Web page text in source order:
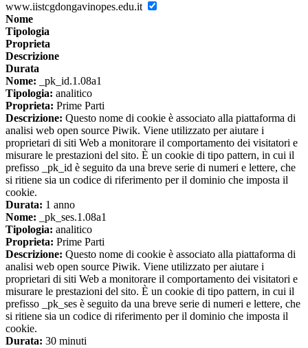
www.iistcgdongavinopes.edu.it
Nome
Tipologia
Proprieta
Descrizione
Durata
Nome: _pk_id.1.08a1
Tipologia: analitico
Proprieta: Prime Parti
Descrizione: Questo nome di cookie è associato alla piattaforma di
analisi web open source Piwik. Viene utilizzato per aiutare i
proprietari di siti Web a monitorare il comportamento dei visitatori e
misurare le prestazioni del sito. È un cookie di tipo pattern, in cui il
prefisso _pk_id è seguito da una breve serie di numeri e lettere, che
si ritiene sia un codice di riferimento per il dominio che imposta il
cookie.
Durata: 1 anno
Nome: _pk_ses.1.08a1
Tipologia: analitico
Proprieta: Prime Parti
Descrizione: Questo nome di cookie è associato alla piattaforma di
analisi web open source Piwik. Viene utilizzato per aiutare i
proprietari di siti Web a monitorare il comportamento dei visitatori e
misurare le prestazioni del sito. È un cookie di tipo pattern, in cui il
prefisso _pk_ses è seguito da una breve serie di numeri e lettere, che
si ritiene sia un codice di riferimento per il dominio che imposta il
cookie.
Durata: 30 minuti